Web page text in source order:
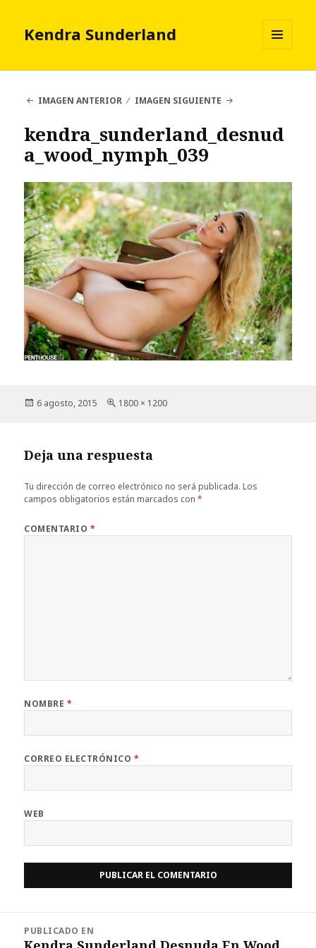
Kendra Sunderland
Y
IMAGEN ANTERIOR
IMAGEN SIGUIENTE
kendra_sunderland_desnud
a_wood_nymph_039
Publicado
6 agosto, 2015
Tamaño
1800 × 1200
Deja una respuesta
Tu dirección de correo electrónico no será publicada. Los
campos obligatorios están marcados con*
COMENTARIO *
NOMBRE *
CORREO ELECTRÓNICO *
WEB
PUBLICADO EN